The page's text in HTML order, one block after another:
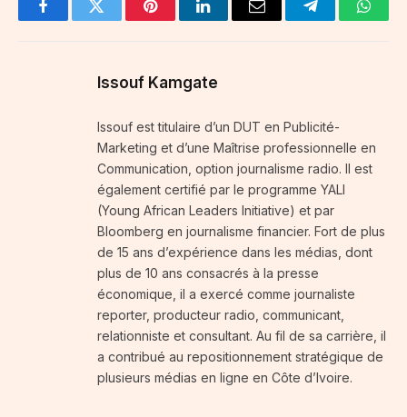
FacebookTwitter PinterestLinkedInEmail Telegram
Issouf Kamgate
Issouf est titulaire d’un DUT en Publicité-
Marketing et d’une Maîtrise professionnelle en
Communication, option journalisme radio. Il est
également certifié par le programme YALI
(Young African Leaders Initiative) et par
Bloomberg en journalisme financier. Fort de plus
de 15 ans d’expérience dans les médias, dont
plus de 10 ans consacrés à la presse
économique, il a exercé comme journaliste
reporter, producteur radio, communicant,
relationniste et consultant. Au fil de sa carrière, il
a contribué au repositionnement stratégique de
plusieurs médias en ligne en Côte d’Ivoire.